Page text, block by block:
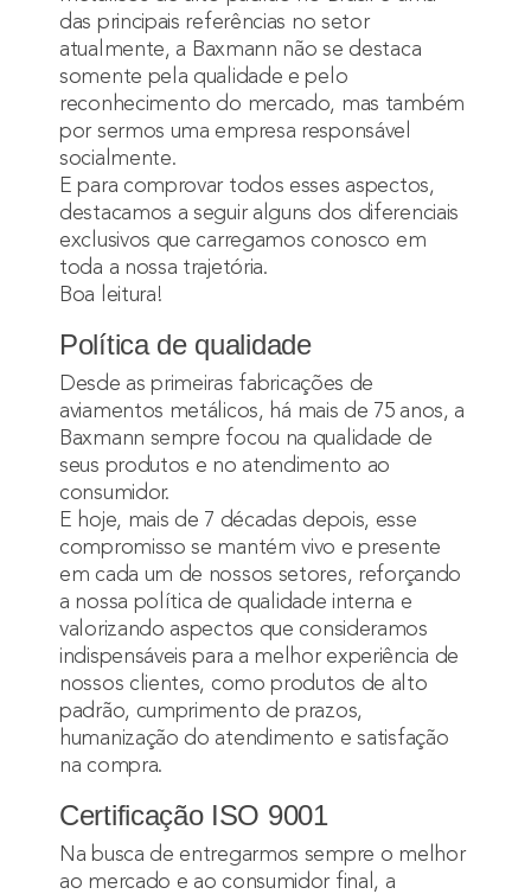
das principais referências no setor
atualmente, a Baxmann não se destaca
somente pela qualidade e pelo
reconhecimento do mercado, mas também
por sermos uma empresa responsável
socialmente.
E para comprovar todos esses aspectos,
destacamos a seguir alguns dos diferenciais
exclusivos que carregamos conosco em
toda a nossa trajetória.
Boa leitura!
Política de qualidade
Desde as primeiras fabricações de
aviamentos metálicos, há mais de 75 anos, a
Baxmann sempre focou na qualidade de
seus produtos e no atendimento ao
consumidor.
E hoje, mais de 7 décadas depois, esse
compromisso se mantém vivo e presente
em cada um de nossos setores, reforçando
a nossa política de qualidade interna e
valorizando aspectos que consideramos
indispensáveis para a melhor experiência de
nossos clientes, como produtos de alto
padrão, cumprimento de prazos,
humanização do atendimento e satisfação
na compra.
Certificação ISO 9001
Na busca de entregarmos sempre o melhor
ao mercado e ao consumidor final, a